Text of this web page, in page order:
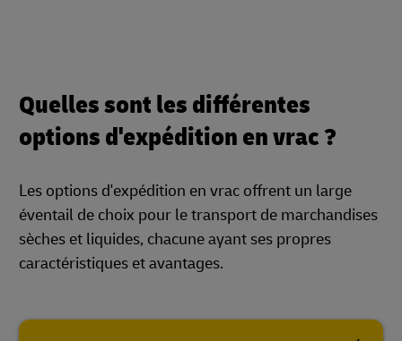
Quelles sont les différentes
options d'expédition en vrac ?
Les options d'expédition en vrac offrent un large
éventail de choix pour le transport de marchandises
sèches et liquides, chacune ayant ses propres
caractéristiques et avantages.